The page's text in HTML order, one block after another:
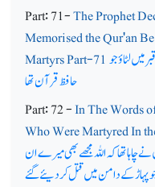
Part: 71-The Prophet
Memorised the Qur'an
Martyrs Part-71میں لٹاؤ جو
حافظ قرآن تھا
Part: 72 -In The Words
Who Were Martyred In
تھا کہ اللہ مجھے بھی میرے ان
پہاڑ کے دامن میں قتل کردیئے گئے